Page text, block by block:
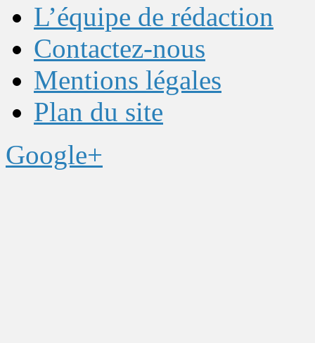
L’équipe de rédaction
Contactez-nous
Mentions légales
Plan du site
Google+